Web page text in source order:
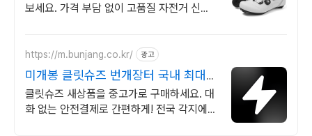
보세요. 가격 부담 없이 고품질 자전거 신발
https://m.bunjang.co.kr/ 광고
미개봉 클릿슈즈 번개장터 국내 최대
브랜드 중고거래
클릿슈즈 새상품을 중고가로 구매하세요. 대
화 없는 안전결제로 간편하게! 전국 각지에서